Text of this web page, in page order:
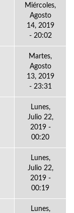
Miércoles,
Agosto
14, 2019
- 20:02
Martes,
Agosto
13, 2019
- 23:31
Lunes,
Julio 22,
2019 -
00:20
Lunes,
Julio 22,
2019 -
00:19
Lunes,